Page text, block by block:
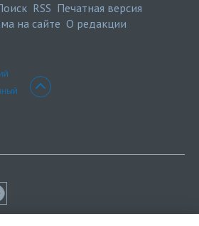
RSS Печатная версия
на сайте О редакции